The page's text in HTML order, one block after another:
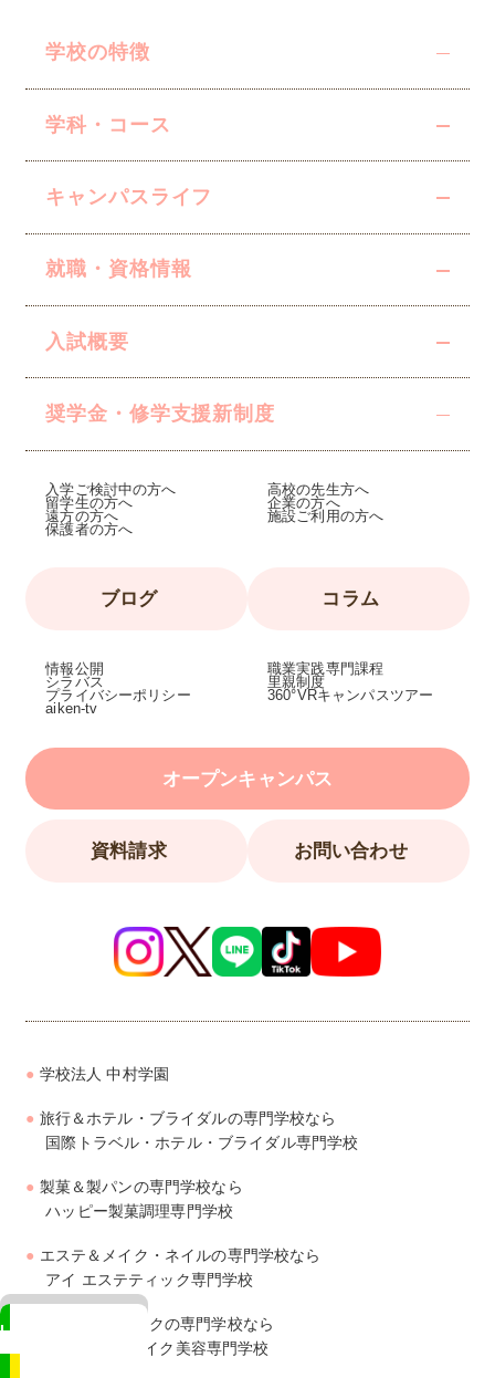
LINE
学校の特徴
学科・コース
キャンパスライフ
就職・資格情報
入試概要
奨学金・修学支援新制度
ブログ コラム
入学ご検討中の方へ
留学生の方へ
遠方の方へ
保護者の方へ
高校の先生方へ
企業の方へ
施設ご利用の方へ
職業実践専門課程
情報公開
シラバス
プライバシーポリシー
360°VRキャンパスツアー
里親制度
aiken-tv
オープンキャンパス
資料請求 お問い合わせ
学校法人 中村学園
旅行＆ホテル・ブライダルの専門学校なら
国際トラベル・ホテル・ブライダル専門学校
製菓＆製パンの専門学校なら
ハッピー製菓調理専門学校
エステ＆メイク・ネイルの専門学校なら
アイ エステティック専門学校
美容＆ヘアメイクの専門学校なら
ジェイ ヘアメイク美容専門学校